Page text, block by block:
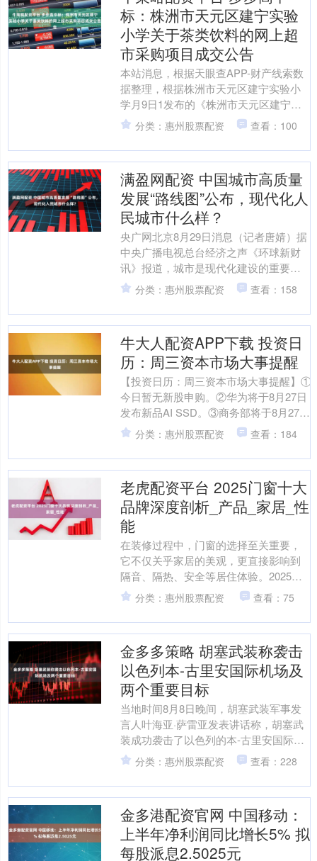
标：株洲市天元区建宁实验
小学关于茶类饮料的网上超
市采购项目成交公告
本站消息，根据天眼查APP-财产线索数
据整理，根据株洲市天元区建宁实验小
学月9日1发布的《株洲市天元区建宁实
验小学关于茶类饮料的网上超市采购项
目成交公告》内容显....
分类：惠州股票配资 查看：100
满盈网配资 中国城市高质量
发展“路线图”公布，现代化人
民城市什么样？
央广网北京8月29日消息（记者唐婧）据
中央广播电视总台经济之声《环球新财
讯》报道，城市是现代化建设的重要载
体、人民幸福生活的重要空间。《中共
中央 国务院关于推动....
分类：惠州股票配资 查看：158
牛大人配资APP下载 投资日
历：周三资本市场大事提醒
【投资日历：周三资本市场大事提醒】①
今日暂无新股申购。②华为将于8月27日
发布新品AI SSD。③商务部将于8月27日
举行上海合作组织经贸合作专题吹风
会。④中国....
分类：惠州股票配资 查看：184
老虎配资平台 2025门窗十大
品牌深度剖析_产品_家居_性
能
在装修过程中，门窗的选择至关重要，
它不仅关乎家居的美观，更直接影响到
隔音、隔热、安全等居住体验。2025
年，门窗行业竞争激烈，众多品牌各显
神通，今天为大家深度....
分类：惠州股票配资 查看：75
金多多策略 胡塞武装称袭击
以色列本-古里安国际机场及
两个重要目标
当地时间8月8日晚间，胡塞武装军事发
言人叶海亚·萨雷亚发表讲话称，胡塞武
装成功袭击了以色列的本-古里安国际机
场，以及阿什凯隆和贝尔谢巴的两个重
要以色列目标。以方....
分类：惠州股票配资 查看：228
金多港配资官网 中国移动：
上半年净利润同比增长5% 拟
每股派息2.5025元